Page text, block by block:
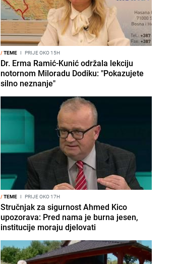
/TEME I PRIJE OKO 15H
Dr. Erma Ramić-Kunić održala lekciju
notornom Miloradu Dodiku: "Pokazujete
silno neznanje"
/TEME I PRIJE OKO 17H
Stručnjak za sigurnost Ahmed Kico
upozorava: Pred nama je burna jesen,
institucije moraju djelovati